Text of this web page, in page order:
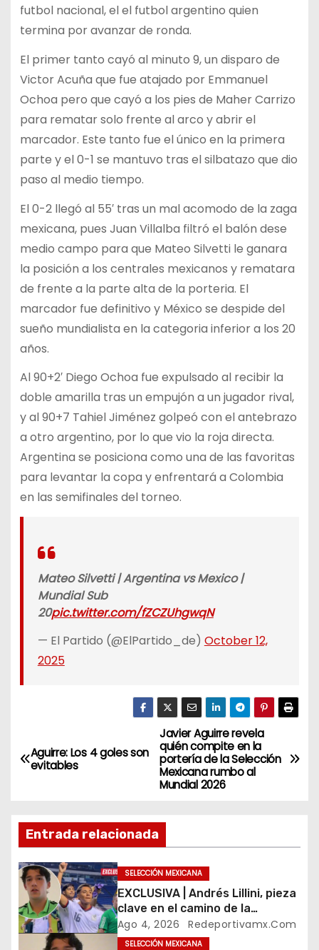
futbol nacional, el el futbol argentino quien
termina por avanzar de ronda.
El primer tanto cayó al minuto 9, un disparo de
Victor Acuña que fue atajado por Emmanuel
Ochoa pero que cayó a los pies de Maher Carrizo
para rematar solo frente al arco y abrir el
marcador. Este tanto fue el único en la primera
parte y el 0-1 se mantuvo tras el silbatazo que dio
paso al medio tiempo.
El 0-2 llegó al 55′ tras un mal acomodo de la zaga
mexicana, pues Juan Villalba filtró el balón dese
medio campo para que Mateo Silvetti le ganara
la posición a los centrales mexicanos y rematara
de frente a la parte alta de la porteria. El
marcador fue definitivo y México se despide del
sueño mundialista en la categoria inferior a los 20
años.
Al 90+2′ Diego Ochoa fue expulsado al recibir la
doble amarilla tras un empujón a un jugador rival,
y al 90+7 Tahiel Jiménez golpeó con el antebrazo
a otro argentino, por lo que vio la roja directa.
Argentina se posiciona como una de las favoritas
para levantar la copa y enfrentará a Colombia
en las semifinales del torneo.
Mateo Silvetti | Argentina vs Mexico |
Mundial Sub
20pic.twitter.com/fZCZUhgwqN
— El Partido (@ElPartido_de) October 12,
2025
N
a
e
g
a
c
Javier Aguirre revela
quién compite en la
portería de la Selección
Mexicana rumbo al
Mundial 2026
Aguirre: Los 4 goles son
evitables
Entrada relacionada
SELECCIÓN MEXICANA
EXCLUSIVA | Andrés Lillini, pieza
clave en el camino de la
Selección Mexicana Sub-20
rumbo al Mundial
Ago 4, 2026 Redeportivamx.com
SELECCIÓN MEXICANA